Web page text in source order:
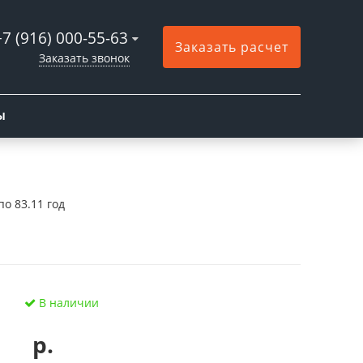
(916) 000-55-63
Заказать звонок
Заказать расчет
83.11 год
В наличии
р.